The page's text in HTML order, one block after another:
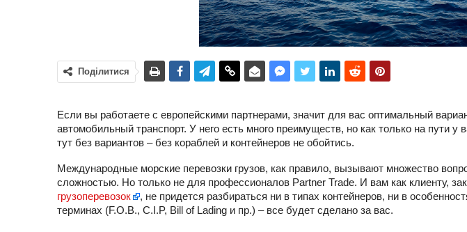
Поділитися
Если вы работаете с европейскими партнерами, значит для вас оптимальный
автомобильный транспорт. У него есть много преимуществ, но как только на пути у
тут без вариантов – без кораблей и контейнеров не обойтись.
Международные морские перевозки грузов, как правило, вызывают множество
сложностью. Но только не для профессионалов Partner Trade. И вам как клиенту,
грузоперевозок
, не придется разбираться ни в типах контейнеров, ни в
терминах (F.O.B., C.I.P, Bill of Lading и пр.) – все будет сделано за вас.